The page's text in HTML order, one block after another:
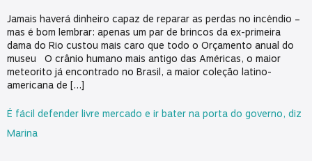
Jamais haverá dinheiro capaz de reparar as perdas no incêndio –
mas é bom lembrar: apenas um par de brincos da ex-primeira
dama do Rio custou mais caro que todo o Orçamento anual do
museu O crânio humano mais antigo das Américas, o maior
meteorito já encontrado no Brasil, a maior coleção latino-
americana de […]
É fácil defender livre mercado e ir bater na porta do governo, diz
Marina